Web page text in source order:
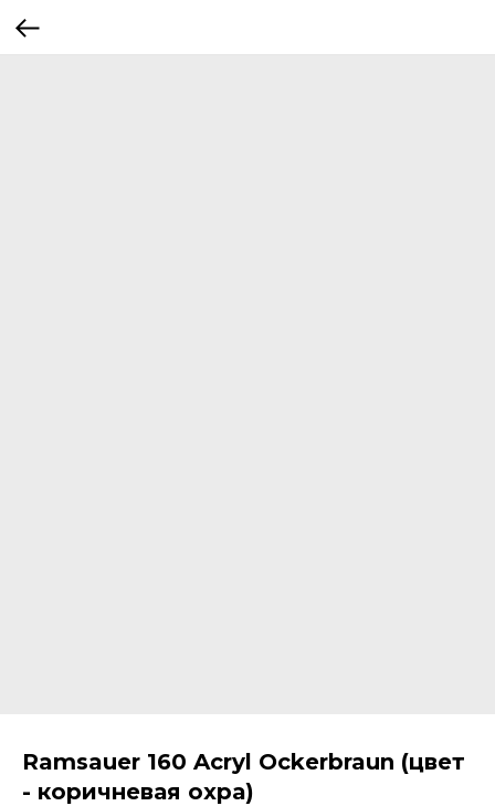
Ramsauer 160 Acryl Ockerbraun (цвет
- коричневая охра)